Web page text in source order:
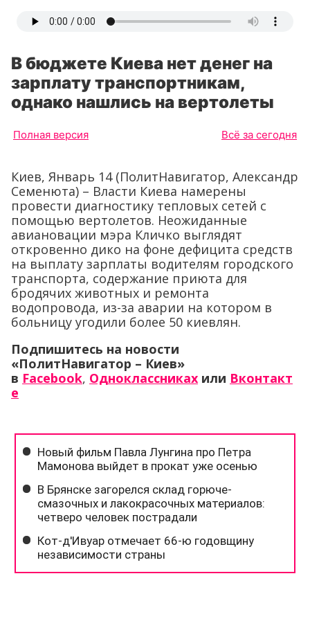
В бюджете Киева нет денег на
зарплату транспортникам,
однако нашлись на вертолеты
Полная версия Всё за сегодня
Киев, Январь 14 (ПолитНавигатор, Александр
Семенюта) – Власти Киева намерены
провести диагностику тепловых сетей с
помощью вертолетов. Неожиданные
авиановации мэра Кличко выглядят
откровенно дико на фоне дефицита средств
на выплату зарплаты водителям городского
транспорта, содержание приюта для
бродячих животных и ремонта
водопровода, из-за аварии на котором в
больницу угодили более 50 киевлян.
Подпишитесь на новости
«ПолитНавигатор – Киев»
в Facebook, Одноклассниках или Вконтакт
е